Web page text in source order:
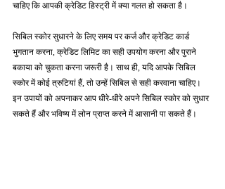
चाहिए कि आपकी क्रेडिट हिस्ट्री में क्या गलत हो सकता है।
सिबिल स्कोर सुधारने के लिए समय पर कर्ज और क्रेडिट कार्ड
भुगतान करना, क्रेडिट लिमिट का सही उपयोग करना और पुराने
बकाया को चुकता करना जरूरी है। साथ ही, यदि आपके सिबिल
स्कोर में कोई त्रुटियां हैं, तो उन्हें सिबिल से सही करवाना चाहिए।
इन उपायों को अपनाकर आप धीरे-धीरे अपने सिबिल स्कोर को सुधार
सकते हैं और भविष्य में लोन प्राप्त करने में आसानी पा सकते हैं।